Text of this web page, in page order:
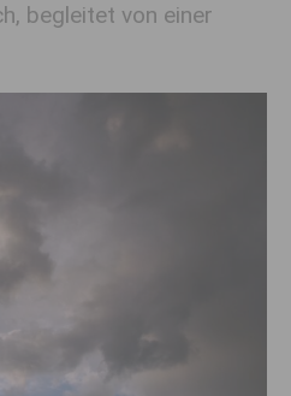
begleitet von einer